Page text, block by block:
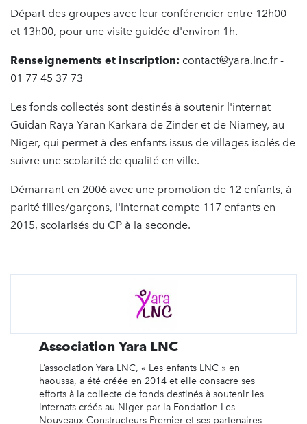
Départ des groupes avec leur conférencier entre 12h00
et 13h00, pour une visite guidée d'environ 1h.
Renseignements et inscription: contact@yara.lnc.fr -
01 77 45 37 73
Les fonds collectés sont destinés à soutenir l'internat
Guidan Raya Yaran Karkara de Zinder et de Niamey, au
Niger, qui permet à des enfants issus de villages isolés de
suivre une scolarité de qualité en ville.
Démarrant en 2006 avec une promotion de 12 enfants, à
parité filles/garçons, l'internat compte 117 enfants en
2015, scolarisés du CP à la seconde.
Association Yara LNC
L’association Yara LNC, « Les enfants LNC » en
haoussa, a été créée en 2014 et elle consacre ses
efforts à la collecte de fonds destinés à soutenir les
internats créés au Niger par la Fondation Les
Nouveaux Constructeurs-Premier et ses partenaires